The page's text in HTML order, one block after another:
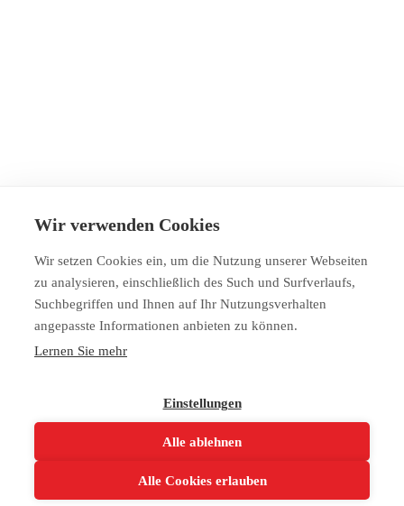
Wir verwenden Cookies
Wir setzen Cookies ein, um die Nutzung unserer Webseiten
zu analysieren, einschließlich des Such und Surfverlaufs,
Suchbegriffen und Ihnen auf Ihr Nutzungsverhalten
angepasste Informationen anbieten zu können.
Lernen Sie mehr
Einstellungen
Alle ablehnen
Alle Cookies erlauben
Mag. Karin Staber
Datenschutz
Machine-readable job feed (JSON)
powered by softgarden